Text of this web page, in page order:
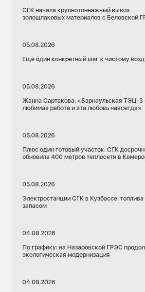
СГК начала крупнотоннажный вывоз
золошлаковых материалов с Беловской
05.08.2026
Еще один конкретный шаг к чистому
05.08.2026
Жанна Сартакова: «Барнаульская ТЭЦ-3
любимая работа и эта любовь навсегда»
05.08.2026
Плюс один готовый участок: СГК
обновила 400 метров теплосети в
05.08.2026
Электростанции СГК в Кузбассе:
запасом
04.08.2026
По графику: на Назаровской ГРЭС
экологическая модернизация
04.08.2026